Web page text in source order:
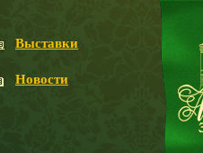
Выставки
Новости